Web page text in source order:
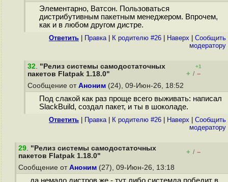
Элементарно, Ватсон. Пользоваться
дистрибутивным пакетным менеджером. Впрочем,
как и в любом другом дистре.
Ответить Правка| К родителю #26 Наверх
Cообщить
модератору
32. "Релиз системы самодостаточных
пакетов Flatpak 1.18.0"
+1
+ / –
Сообщение от Аноним (24), 09-Июн-26, 18:52
Под слакой как раз проще всего выживать: написал
SlackBuild, создал пакет, и ты в шоколаде.
Ответить Правка| К родителю #26 Наверх
Cообщить
модератору
29. "Релиз системы самодостаточных
пакетов Flatpak 1.18.0"
+ / –
Сообщение от Аноним (27), 09-Июн-26, 13:18